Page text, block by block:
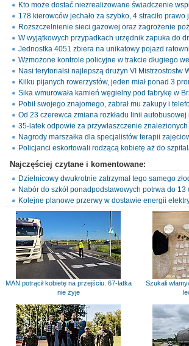
Kto może dostać niezrealizowane świadczenie
178 kierowców jechało za szybko, 4 straciło prawo
Rozszczelnienie sieci gazowej oraz zagrożenie
W wyjątkowych przypadkach urzędnik zapuka do
Jednostka 4051 zbiera na unikatowy pojazd
Wzmożone kontrole policyjne w trakcie długiego
Nasi terytorialsi najlepszą drużyn VI Mistrzostostw
Kilku pijanych rowerzystów, jeden miał ponad 3
Sika wmurowała kamień węgielny pod fabrykę w
Pobił swojego znajomego, zabrał mu zakupy i
Od 23 czerewca zmiana rozkładu linii autobusowej
35-latek odpowie za przywłaszczenie znalezionych
Nagrody marszałka dla specjalistów terapii
Policjanci eskortowali rodzącą kobietę aż do
Najczęściej czytane i komentowane:
Dzielnicowy dwukrotnie zatrzymał tego samego
Nabór do szkół ponadpodstawowych potrwa do 13
Kolejne planowe przerwy w dostawie energii
MAN potrącił kobietę na przejściu. 67-latka
nie żyje
Szukali